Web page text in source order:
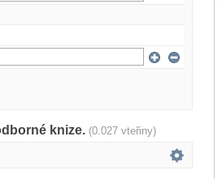
knize. (0.027 vteřiny)